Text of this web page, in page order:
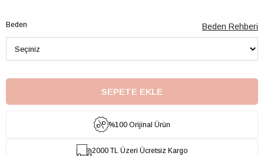
Beden Beden Rehberi
%100 Orijinal Ürün
2000 TL Üzeri Ücretsiz Kargo